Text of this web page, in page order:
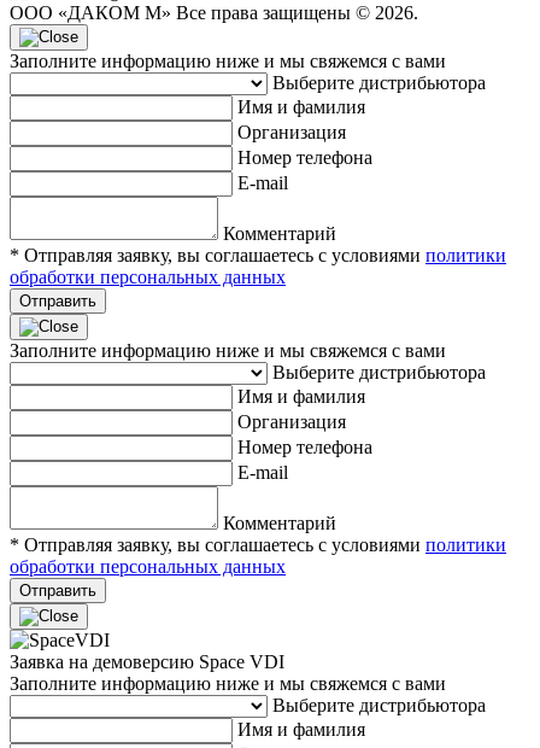
ООО «ДАКОМ М» Все права защищены © 2026.
Заполните информацию ниже и мы свяжемся с вами
Выберите дистрибьютора
Имя и фамилия
Организация
Номер телефона
E-mail
Комментарий
* Отправляя заявку, вы соглашаетесь с условиями политики
обработки персональных данных
Отправить
Заполните информацию ниже и мы свяжемся с вами
Выберите дистрибьютора
Имя и фамилия
Организация
Номер телефона
E-mail
Комментарий
* Отправляя заявку, вы соглашаетесь с условиями политики
обработки персональных данных
Отправить
Заявка на демоверсию Space VDI
Заполните информацию ниже и мы свяжемся с вами
Выберите дистрибьютора
Имя и фамилия